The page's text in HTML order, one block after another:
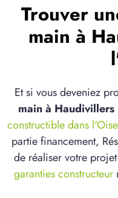
Trouver
main à
Et si vous deveniez
main à Haudivillers
constructible dans l'Oise
partie financement,
de réaliser votre
garanties constructeur